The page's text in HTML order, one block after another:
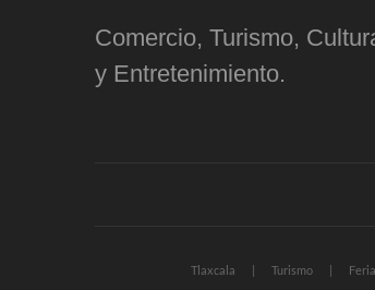
Comercio, Turismo,
y Entretenimiento.
Tlaxcala Turismo